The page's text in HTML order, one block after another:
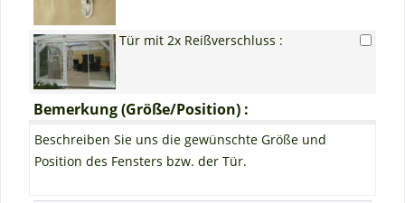
Tür mit 2x Reißverschluss :
Bemerkung (Größe/Position) :
Beschreiben Sie uns die gewünschte Größe und
Position des Fensters bzw. der Tür.